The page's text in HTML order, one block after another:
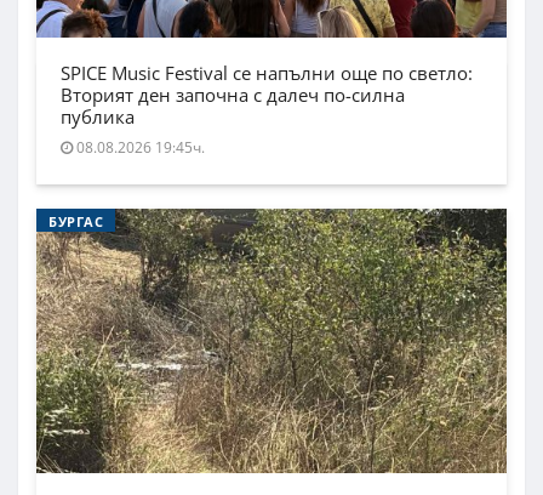
SPICE Music Festival се напълни още по светло:
Вторият ден започна с далеч по-силна
публика
08.08.2026 19:45ч.
БУРГАС